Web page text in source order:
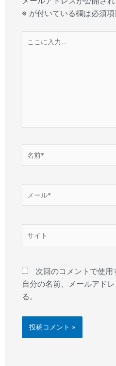
※ が付いている欄は必須
*
次回のコメントで使
自分の名前、メールアド
る。